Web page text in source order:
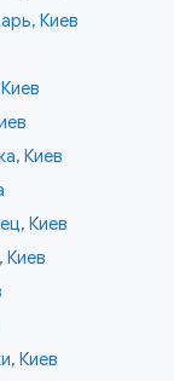
Киев
Киев
Киев
Киев
Киев